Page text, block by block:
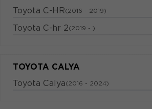
Toyota C-HR(2016 - 2019)
Toyota C-hr 2(2019 - )
TOYOTA CALYA
Toyota Calya(2016 - 2024)